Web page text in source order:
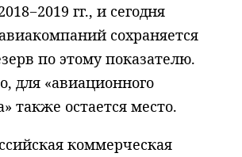
гг., и сегодня
сохраняется
по этому показателю.
для «авиационного
также остается место.
коммерческая